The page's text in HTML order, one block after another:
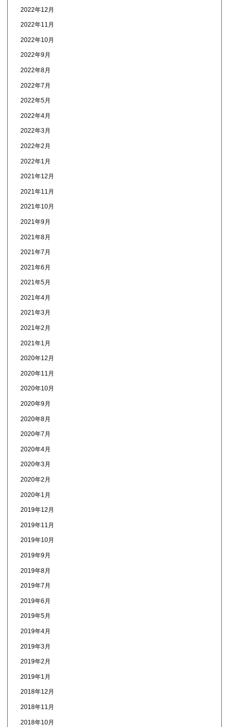
2022年12月
2022年11月
2022年10月
2022年9月
2022年8月
2022年7月
2022年5月
2022年4月
2022年3月
2022年2月
2022年1月
2021年12月
2021年11月
2021年10月
2021年9月
2021年8月
2021年7月
2021年6月
2021年5月
2021年4月
2021年3月
2021年2月
2021年1月
2020年12月
2020年11月
2020年10月
2020年9月
2020年8月
2020年7月
2020年4月
2020年3月
2020年2月
2020年1月
2019年12月
2019年11月
2019年10月
2019年9月
2019年8月
2019年7月
2019年6月
2019年5月
2019年4月
2019年3月
2019年2月
2019年1月
2018年12月
2018年11月
2018年10月